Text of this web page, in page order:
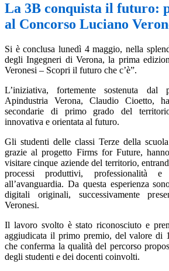
La 3B conquista il futuro:
al Concorso Luciano
Si è conclusa lunedì 4 maggio, nella
degli Ingegneri di Verona, la prima
Veronesi – Scopri il futuro che c’è”.
L’iniziativa, fortemente sostenuta dal
Apindustria Verona, Claudio Cioetto,
secondarie di primo grado del
innovativa e orientata al futuro.
Gli studenti delle classi Terze della
grazie al progetto Firms for Future,
visitare cinque aziende del territorio,
processi produttivi, professionalità e
all’avanguardia. Da questa esperienza
digitali originali, successivamente
Veronesi.
Il lavoro svolto è stato riconosciuto e
aggiudicata il primo premio, del valore di
che conferma la qualità del percorso
degli studenti e dei docenti coinvolti.